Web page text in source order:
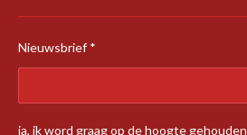
Nieuwsbrief *
ja, ik word graag op de hoogte gehouden